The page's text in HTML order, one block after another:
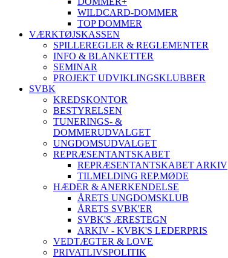
WILDCARD-DOMMER
TOP DOMMER
VÆRKTØJSKASSEN
SPILLEREGLER & REGLEMENTER
INFO & BLANKETTER
SEMINAR
PROJEKT UDVIKLINGSKLUBBER
SVBK
KREDSKONTOR
BESTYRELSEN
TUNERINGS- &
DOMMERUDVALGET
UNGDOMSUDVALGET
REPRÆSENTANTSKABET
REPRÆSENTANTSKABET ARKIV
TILMELDING REP.MØDE
HÆDER & ANERKENDELSE
ÅRETS UNGDOMSKLUB
ÅRETS SVBK'ER
SVBK'S ÆRESTEGN
ARKIV - KVBK'S LEDERPRIS
VEDTÆGTER & LOVE
PRIVATLIVSPOLITIK